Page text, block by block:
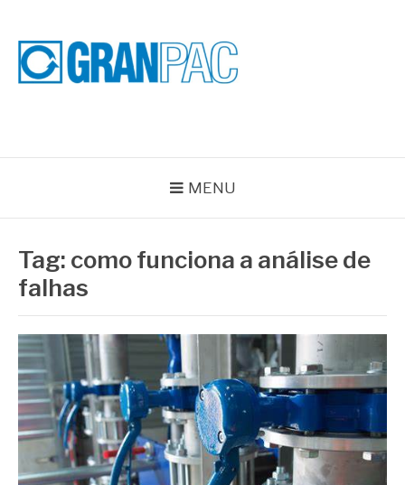
conteúdo
MENU
Tag: como funciona a análise de
falhas